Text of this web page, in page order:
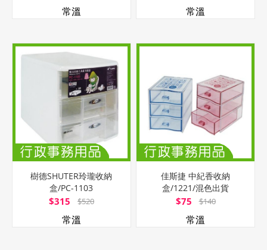
常溫 常溫
樹德SHUTER玲瓏收納
盒/PC-1103
$315 $520
常溫
佳斯捷 中紀香收納
盒/1221/混色出貨
$75 $140
常溫